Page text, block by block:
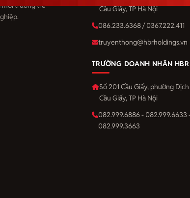
môi trường trẻ
Cầu Giấy, TP Hà Nội
086.233.6368 / 0367.222.411
truyenthong@hbrholdings.vn
TRƯỜNG DOANH NHÂN HBR
Số 201 Cầu Giấy, phường
Cầu Giấy, TP Hà Nội
082.999.6886 - 082.999.6633
082.999.3663